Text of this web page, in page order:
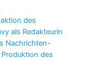
des
als Redakteurin
Nachrichten-
des